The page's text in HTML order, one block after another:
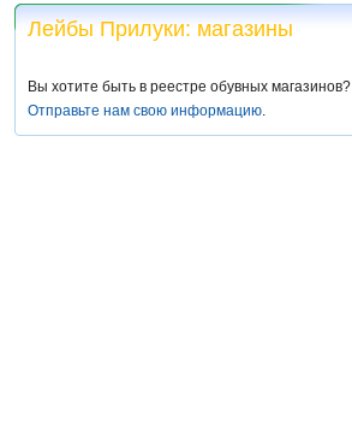
Лейбы Прилуки: магазины
Вы хотите быть в реестре обувных магазинов?
Отправьте нам свою информацию.